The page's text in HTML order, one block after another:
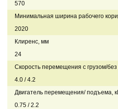
570
Минимальная ширина рабочего
2020
Клиренс, мм
24
Скорость перемещения с грузом/без
4.0 / 4.2
Двигатель перемещения/ подъема,
0.75 / 2.2